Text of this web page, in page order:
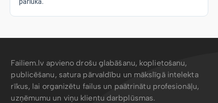
Failiem.lv apvieno drošu glabāšanu, koplietošanu,
publicēšanu, satura pārvaldību un mākslīgā intelekta
rīkus, lai organizētu failus un paātrinātu profesionāļu,
uzņēmumu un viņu klientu darbplūsmas.